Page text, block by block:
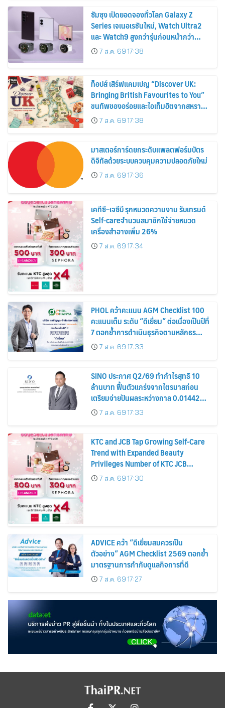
ซัมซุง เปิดยอดจองทั่วโลก Galaxy Z
Series เจเนอเรชันใหม่, Watch Ultra2
และ Watch9 สูงกว่ารุ่นก่อนหน้ากว่า
30%7 ส.ค. 69 17:38
ท็อปส์ เสิร์ฟแคมเปญ “Discover UK:
Bringing British Favourites to You”
ขนทัพของอร่อยและไอเท็มฮิตจากสหราช
อาณาจักร ส่งตรงถึงมือตั้งแต่วันนี้ – 18
สิงหาคมนี้
7 ส.ค. 69 17:38
มาสเตอร์การ์ดยกระดับแพลตฟอร์มบัตร
ดิจิทัลด้วยระบบควบคุมความปลอดภัยใหม่
7 ส.ค. 69 17:36
เคทีซี–เจซีบี รุกหมวดความงาม รับเทรนด์
Self-careจำนวนสมาชิกใช้จ่ายหมวด
เครื่องสำอางเพิ่ม 26%
7 ส.ค. 69 17:34
PHOL คว้าคะแนน AGM Checklist 100
คะแนนเต็ม ระดับ “ดีเยี่ยม” ต่อเนื่องเป็นปีที่
7 ตอกย้ำการดำเนินธุรกิจตามหลักธร
รมาภิบาล โปร่งใส สร้างความเชื่อมั่นผู้ถือ
หุ้น
7 ส.ค. 69 17:33
SINO ประกาศ Q2/69 ทำกำไรสุทธิ 10
ล้านบาท ฟื้นตัวแกร่งจากไตรมาสก่อน
เตรียมจ่ายปันผลระหว่างกาล 0.014423
บาทต่อหุ้น ครึ่งปีหลังมุ่งเติบโตต่อเนื่อง
7 ส.ค. 69 17:33
KTC and JCB Tap Growing Self-Care
Trend with Expanded Beauty
Privileges Number of KTC JCB
Cardmembers Spending on
Cosmetics Rises 26%
7 ส.ค. 69 17:30
ADVICE คว้า “ดีเยี่ยมสมควรเป็น
ตัวอย่าง” AGM Checklist 2569 ตอกย้ำ
มาตรฐานการกำกับดูแลกิจการที่ดี
7 ส.ค. 69 17:27